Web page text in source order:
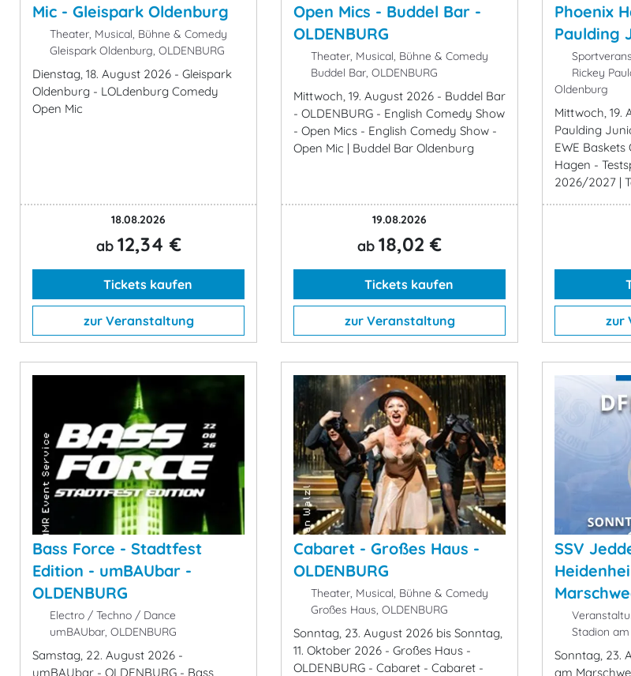
Mic - Gleispark Oldenburg
Theater, Musical, Bühne & Comedy
Gleispark Oldenburg, OLDENBURG
Dienstag, 18. August 2026 - Gleispark
Oldenburg - LOLdenburg Comedy
Open Mic
18.08.2026
ab 12,34 €
Tickets kaufen
zur Veranstaltung
Open Mics - Buddel Bar -
OLDENBURG
Theater, Musical, Bühne & Comedy
Buddel Bar, OLDENBURG
Mittwoch, 19. August 2026 - Buddel Bar
- OLDENBURG - English Comedy Show
- Open Mics - English Comedy Show -
Open Mic | Buddel Bar Oldenburg
19.08.2026
ab 18,02 €
Tickets kaufen
zur Veranstaltung
Phoenix
Paulding
Rickey
Oldenburg
Mittwoch, 19.
Paulding
EWE
Hagen -
2026/2027 |
zur
Bass Force - Stadtfest
Edition - umBAUbar -
OLDENBURG
Electro / Techno / Dance
umBAUbar, OLDENBURG
Samstag, 22. August 2026 -
umBAUbar - OLDENBURG - Bass
Cabaret - Großes Haus -
OLDENBURG
Theater, Musical, Bühne & Comedy
Großes Haus, OLDENBURG
Sonntag, 23. August 2026 bis Sonntag,
11. Oktober 2026 - Großes Haus -
OLDENBURG - Cabaret - Cabaret -
SSV
Stadion
Sonntag, 23.
am